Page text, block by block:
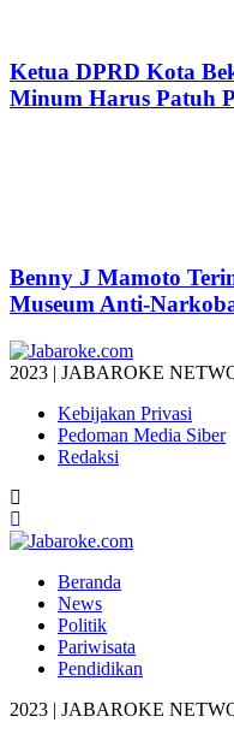
Ketua DPRD Kota
Minum Harus Patuh
Benny J Mamoto
Museum Anti-
2023 | JABAROKE
Kebijakan Privasi
Pedoman Media Siber
Redaksi
Beranda
News
Politik
Pariwisata
Pendidikan
2023 | JABAROKE